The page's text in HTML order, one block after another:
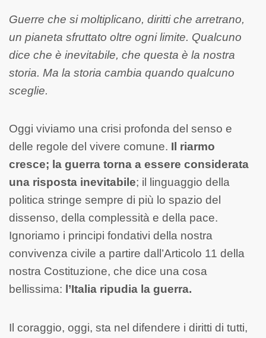
Guerre che si moltiplicano, diritti che arretrano,
un pianeta sfruttato oltre ogni limite. Qualcuno
dice che è inevitabile, che questa è la nostra
storia. Ma la storia cambia quando qualcuno
sceglie.
Oggi viviamo una crisi profonda del senso e
delle regole del vivere comune. Il riarmo
cresce; la guerra torna a essere considerata
una risposta inevitabile; il linguaggio della
politica stringe sempre di più lo spazio del
dissenso, della complessità e della pace.
Ignoriamo i principi fondativi della nostra
convivenza civile a partire dall’Articolo 11 della
nostra Costituzione, che dice una cosa
bellissima: l’Italia ripudia la guerra.
Il coraggio, oggi, sta nel difendere i diritti di tutti,